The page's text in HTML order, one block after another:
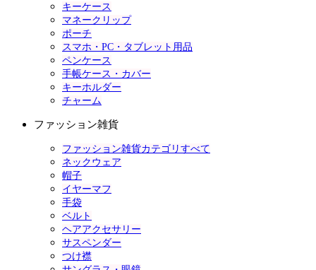
キーケース
マネークリップ
ポーチ
スマホ・PC・タブレット用品
ペンケース
手帳ケース・カバー
キーホルダー
チャーム
ファッション雑貨
ファッション雑貨カテゴリすべて
ネックウェア
帽子
イヤーマフ
手袋
ベルト
ヘアアクセサリー
サスペンダー
つけ襟